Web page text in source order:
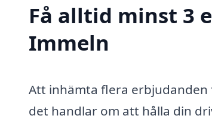
Få alltid minst 3
Immeln
Att inhämta flera
det handlar om att hålla din